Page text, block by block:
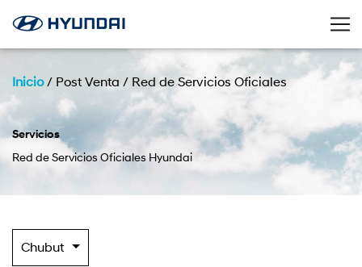
Inicio/ Post Venta / Red de Servicios Oficiales
Servicios
Red de Servicios Oficiales Hyundai
Chubut